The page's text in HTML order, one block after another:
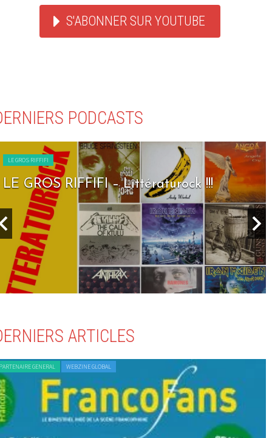
S'ABONNER SUR YOUTUBE
PODCASTS
LE GROS RIFFIFI
LE GROS RIFFIFI – Seven Days To Rock !!!
ARTICLES
GENERAL WEBZINE GLOBAL